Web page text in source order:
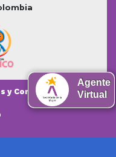
y Condiciones de
Agente
Virtual